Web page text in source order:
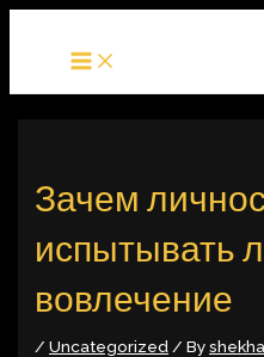
Skip
MAIN
Зачем
испытывать
вовлечение
/Uncategorized / By
Post